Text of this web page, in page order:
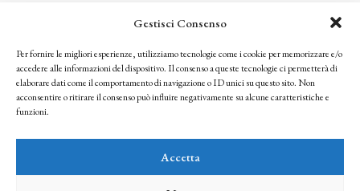
Gestisci Consenso
Per fornire le migliori esperienze, utilizziamo tecnologie come i cookie per memorizzare e/o
accedere alle informazioni del dispositivo. Il consenso a queste tecnologie ci permetterà di
elaborare dati come il comportamento di navigazione o ID unici su questo sito. Non
acconsentire o ritirare il consenso può influire negativamente su alcune caratteristiche e
funzioni.
Accetta
ISCRIVITI
Facendo clic per iscriverti, riconosci che le tue informazioni saranno trattate
seguendo la nostra Privacy Policy
© 2025 Istituto Matteucci. All right reserved
l’autorizzazione scritta dei proprietari dei diritti e dell’Istituto Matteucci